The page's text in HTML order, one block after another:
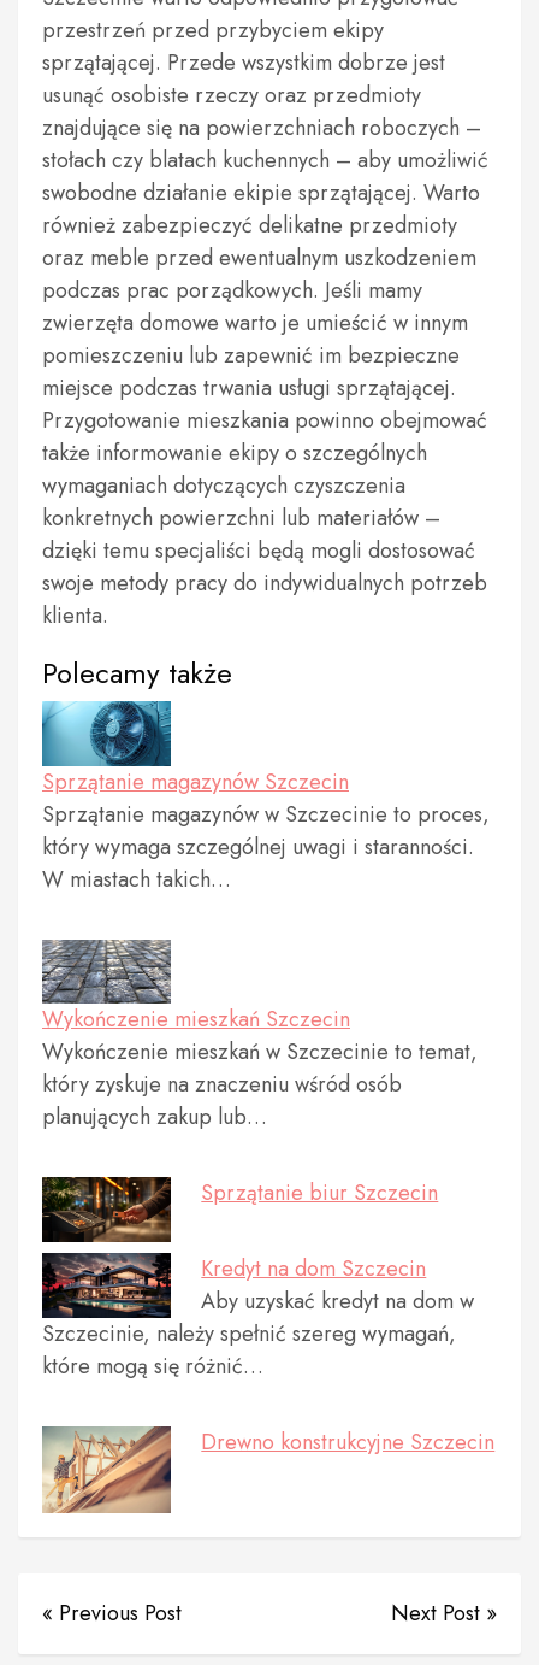
przestrzeń przed przybyciem ekipy
sprzątającej. Przede wszystkim dobrze jest
usunąć osobiste rzeczy oraz przedmioty
znajdujące się na powierzchniach roboczych –
stołach czy blatach kuchennych – aby umożliwić
swobodne działanie ekipie sprzątającej. Warto
również zabezpieczyć delikatne przedmioty
oraz meble przed ewentualnym uszkodzeniem
podczas prac porządkowych. Jeśli mamy
zwierzęta domowe warto je umieścić w innym
pomieszczeniu lub zapewnić im bezpieczne
miejsce podczas trwania usługi sprzątającej.
Przygotowanie mieszkania powinno obejmować
także informowanie ekipy o szczególnych
wymaganiach dotyczących czyszczenia
konkretnych powierzchni lub materiałów –
dzięki temu specjaliści będą mogli dostosować
swoje metody pracy do indywidualnych potrzeb
klienta.
Polecamy także
Sprzątanie magazynów Szczecin
Sprzątanie magazynów w Szczecinie to proces,
który wymaga szczególnej uwagi i staranności.
W miastach takich…
Wykończenie mieszkań Szczecin
Wykończenie mieszkań w Szczecinie to temat,
który zyskuje na znaczeniu wśród osób
planujących zakup lub…
Sprzątanie biur Szczecin
Kredyt na dom Szczecin
Aby uzyskać kredyt na dom w
Szczecinie, należy spełnić szereg wymagań,
które mogą się różnić…
Drewno konstrukcyjne Szczecin
« Previous Post Next Post »